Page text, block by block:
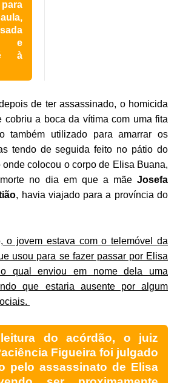
e
à
de ter assassinado, o homicida
cobriu a boca da vítima com uma fita
também utilizado para amarrar os
tendo de seguida feito no pátio do
colocou o corpo de Elisa Buana,
no dia em que a mãe Josefa
, havia viajado para a província do
o jovem estava com o telemóvel da
usou para se fazer passar por Elisa
qual enviou em nome dela uma
que estaria ausente por algum
do acórdão, o juiz
Figueira foi julgado
pelo assassinato de Elisa